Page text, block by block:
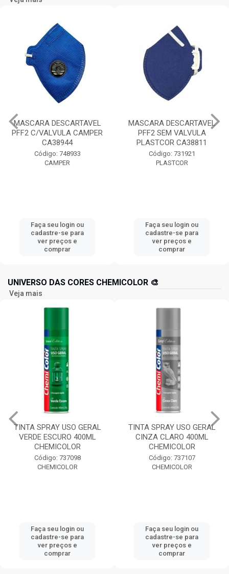
MASCARA DESCARTAVEL
PFF2 C/VALVULA CAMPER
CA38944
Código: 748933
CAMPER
Faça seu login ou
cadastre-se para
ver preços e
comprar
MASCARA DESCARTAVEL
PFF2 SEM VALVULA
PLASTCOR CA38811
Código: 731921
PLASTCOR
Faça seu login ou
cadastre-se para
ver preços e
comprar
UNIVERSO DAS CORES CHEMICOLOR 🎨
Veja mais
TINTA SPRAY USO GERAL
VERDE ESCURO 400ML
CHEMICOLOR
Código: 737098
CHEMICOLOR
Faça seu login ou
cadastre-se para
ver preços e
comprar
TINTA SPRAY USO GERAL
CINZA CLARO 400ML
CHEMICOLOR
Código: 737107
CHEMICOLOR
Faça seu login ou
cadastre-se para
ver preços e
comprar